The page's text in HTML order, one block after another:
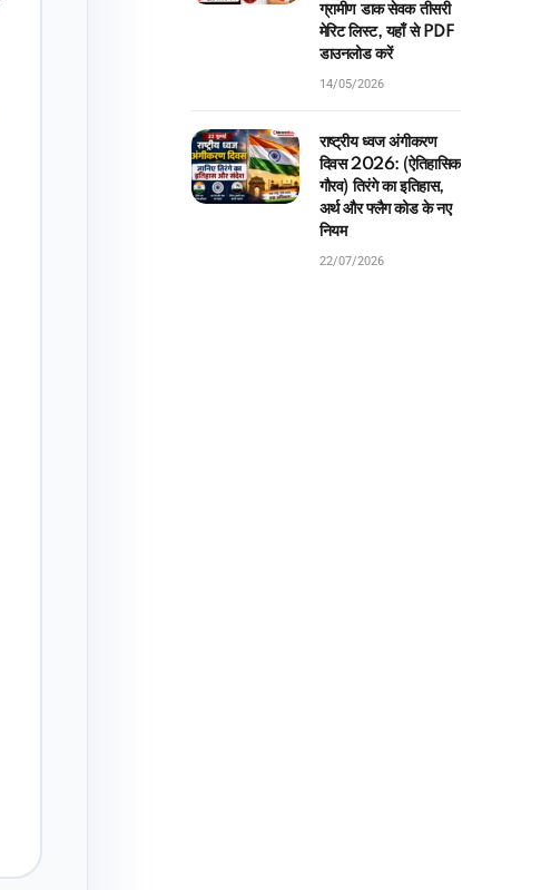
ग्रामीण डाक सेवक तीसरी
मेरिट लिस्ट, यहाँ से PDF
डाउनलोड करें
14/05/2026
राष्ट्रीय ध्वज अंगीकरण
दिवस 2026: (ऐतिहासिक
गौरव) तिरंगे का इतिहास,
अर्थ और फ्लैग कोड के नए
नियम
22/07/2026